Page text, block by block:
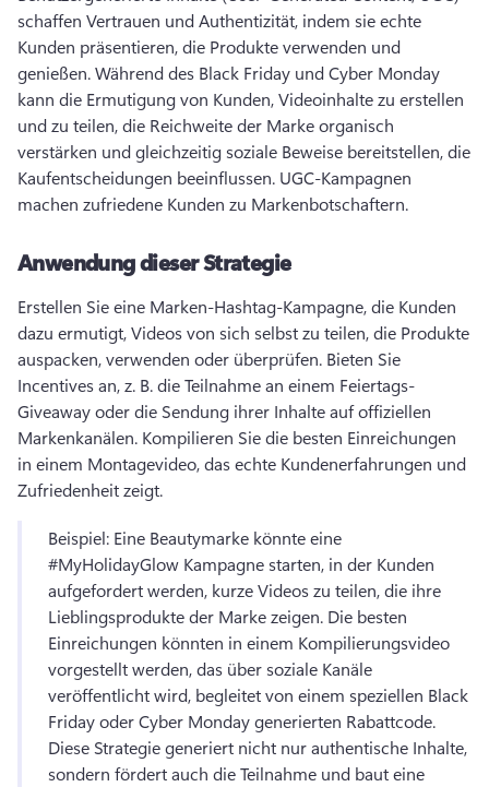
schaffen Vertrauen und Authentizität, indem sie echte
Kunden präsentieren, die Produkte verwenden und
genießen. Während des Black Friday und Cyber Monday
kann die Ermutigung von Kunden, Videoinhalte zu erstellen
und zu teilen, die Reichweite der Marke organisch
verstärken und gleichzeitig soziale Beweise bereitstellen, die
Kaufentscheidungen beeinflussen. UGC-Kampagnen
machen zufriedene Kunden zu Markenbotschaftern.
Anwendung dieser Strategie
Erstellen Sie eine Marken-Hashtag-Kampagne, die Kunden
dazu ermutigt, Videos von sich selbst zu teilen, die Produkte
auspacken, verwenden oder überprüfen. Bieten Sie
Incentives an, z. B. die Teilnahme an einem Feiertags-
Giveaway oder die Sendung ihrer Inhalte auf offiziellen
Markenkanälen. Kompilieren Sie die besten Einreichungen
in einem Montagevideo, das echte Kundenerfahrungen und
Zufriedenheit zeigt.
Beispiel: Eine Beautymarke könnte eine
#MyHolidayGlow Kampagne starten, in der Kunden
aufgefordert werden, kurze Videos zu teilen, die ihre
Lieblingsprodukte der Marke zeigen. Die besten
Einreichungen könnten in einem Kompilierungsvideo
vorgestellt werden, das über soziale Kanäle
veröffentlicht wird, begleitet von einem speziellen Black
Diese Strategie generiert nicht nur authentische Inhalte,
sondern fördert auch die Teilnahme und baut eine